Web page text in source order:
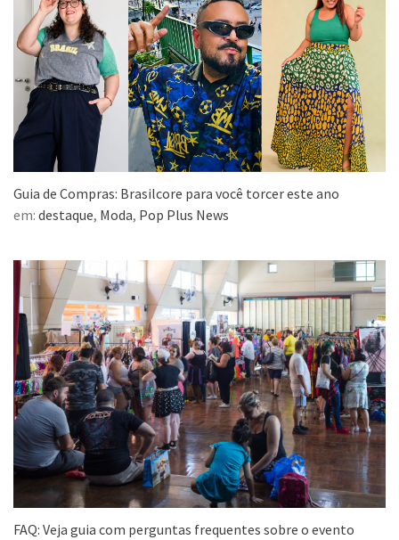
Guia de Compras: Brasilcore para você torcer este ano
em: destaque, Moda, Pop Plus News
FAQ: Veja guia com perguntas frequentes sobre o evento